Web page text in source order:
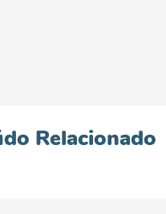
Relacionado